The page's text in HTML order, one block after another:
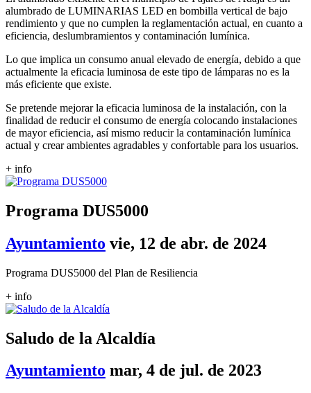
alumbrado de LUMINARIAS LED en bombilla vertical de bajo
rendimiento y que no cumplen la reglamentación actual, en cuanto a
eficiencia, deslumbramientos y contaminación lumínica.
Lo que implica un consumo anual elevado de energía, debido a que
actualmente la eficacia luminosa de este tipo de lámparas no es la
más eficiente que existe.
Se pretende mejorar la eficacia luminosa de la instalación, con la
finalidad de reducir el consumo de energía colocando instalaciones
de mayor eficiencia, así mismo reducir la contaminación lumínica
actual y crear ambientes agradables y confortable para los usuarios.
+ info
Programa DUS5000
Ayuntamiento vie, 12 de abr. de 2024
Programa DUS5000 del Plan de Resiliencia
+ info
Saludo de la Alcaldía
Ayuntamiento mar, 4 de jul. de 2023